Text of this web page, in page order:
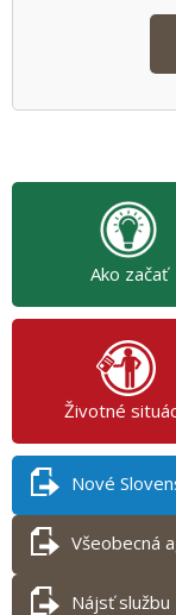
Ako začať
Životné
Nové
Všeobecná
Nájsť službu